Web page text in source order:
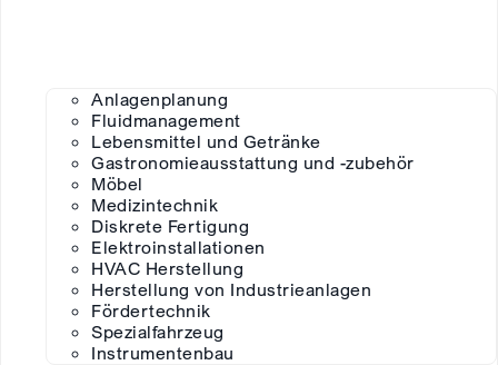
Anlagenplanung
Fluidmanagement
Lebensmittel und Getränke
Gastronomieausstattung und -zubehör
Möbel
Medizintechnik
Diskrete Fertigung
Elektroinstallationen
HVAC Herstellung
Herstellung von Industrieanlagen
Fördertechnik
Spezialfahrzeug
Instrumentenbau